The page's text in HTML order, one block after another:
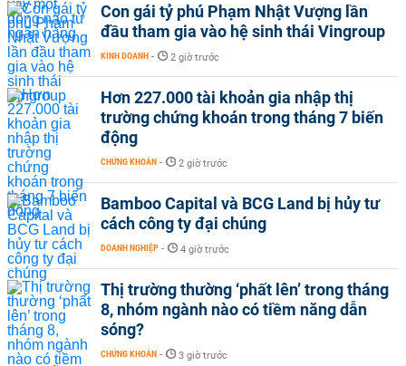
Con gái tỷ phú Phạm Nhật Vượng lần
đầu tham gia vào hệ sinh thái Vingroup
KINH DOANH - 2 giờ trước
Hơn 227.000 tài khoản gia nhập thị
trường chứng khoán trong tháng 7 biến
động
CHỨNG KHOÁN - 2 giờ trước
Bamboo Capital và BCG Land bị hủy tư
cách công ty đại chúng
DOANH NGHIỆP - 4 giờ trước
Thị trường thường ‘phất lên’ trong tháng
8, nhóm ngành nào có tiềm năng dẫn
sóng?
CHỨNG KHOÁN - 3 giờ trước